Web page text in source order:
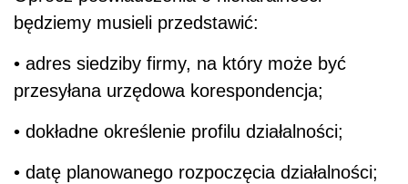
będziemy musieli przedstawić:
• adres siedziby firmy, na który może być
przesyłana urzędowa korespondencja;
• dokładne określenie profilu działalności;
• datę planowanego rozpoczęcia działalności;